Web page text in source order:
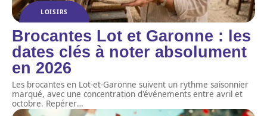
LOISIRS
Brocantes Lot et Garonne : les
dates clés à noter absolument
en 2026
Les brocantes en Lot-et-Garonne suivent un rythme saisonnier
marqué, avec une concentration d'événements entre avril et
octobre. Repérer…